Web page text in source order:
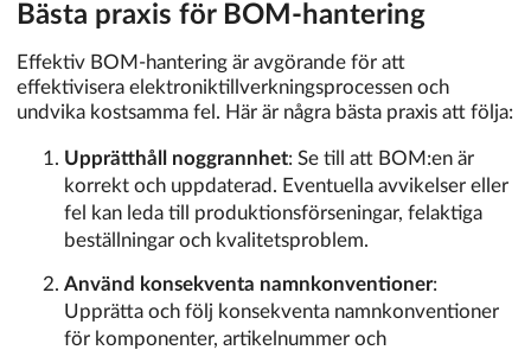
Bästa praxis för BOM-hantering
Effektiv BOM-hantering är avgörande för att
effektivisera elektroniktillverkningsprocessen och
undvika kostsamma fel. Här är några bästa praxis att följa:
Upprätthåll noggrannhet: Se till att BOM:en är
korrekt och uppdaterad. Eventuella avvikelser eller
fel kan leda till produktionsförseningar, felaktiga
beställningar och kvalitetsproblem.
Använd konsekventa namnkonventioner:
Upprätta och följ konsekventa namnkonventioner
för komponenter, artikelnummer och